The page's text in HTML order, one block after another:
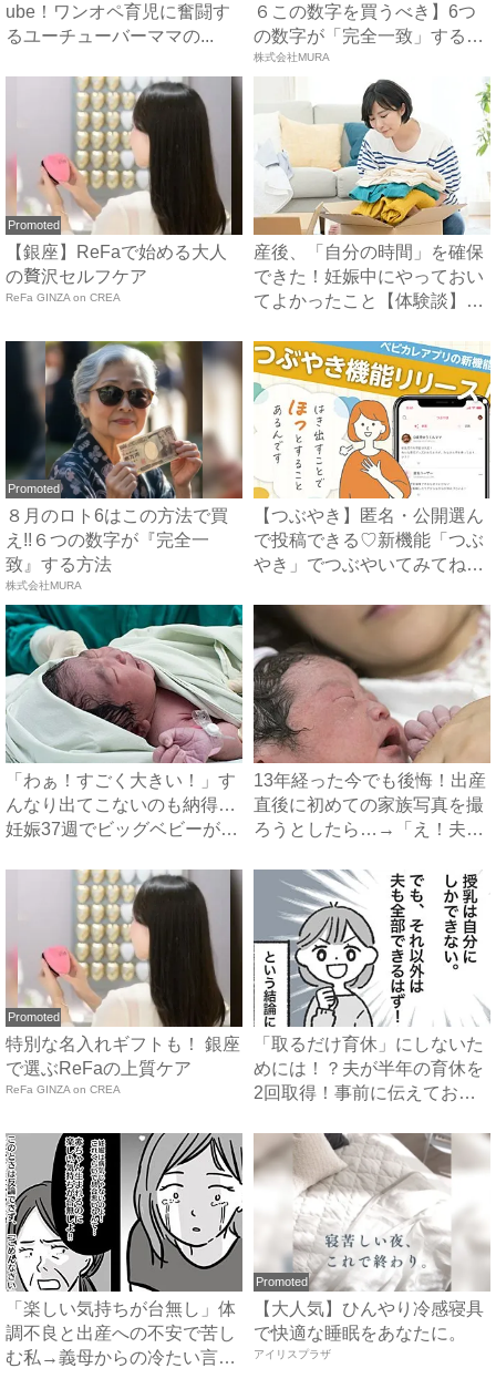
ube！ワンオペ育児に奮闘す
るユーチューバーママの...
６この数字を買うべき】6つ
の数字が「完全一致」する
方...
株式会社MURA
Promoted
【銀座】ReFaで始める大人
の贅沢セルフケア
ReFa GINZA on CREA
産後、「自分の時間」を確保
できた！妊娠中にやっておい
てよかったこと【体験談】｜
Promoted
８月のロト6はこの方法で買
え!!６つの数字が『完全一
致』する方法
株式会社MURA
【つぶやき】匿名・公開選ん
で投稿できる♡新機能「つぶ
やき」でつぶやいてみてね！
「わぁ！すごく大きい！」す
んなり出てこないのも納得…
妊娠37週でビッグベビーが
13年経った今でも後悔！出産
直後に初めての家族写真を撮
ろうとしたら…→「え！夫
Promoted
特別な名入れギフトも！ 銀座
で選ぶReFaの上質ケア
ReFa GINZA on CREA
「取るだけ育休」にしないた
めには！？夫が半年の育休を
2回取得！事前に伝えておい
「楽しい気持ちが台無し」体
調不良と出産への不安で苦し
む私→義母からの冷たい言葉
Promoted
【大人気】ひんやり冷感寝具
で快適な睡眠をあなたに。
アイリスプラザ